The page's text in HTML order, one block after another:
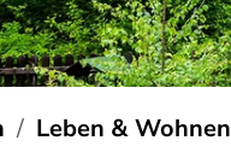
Leben & Wohnen